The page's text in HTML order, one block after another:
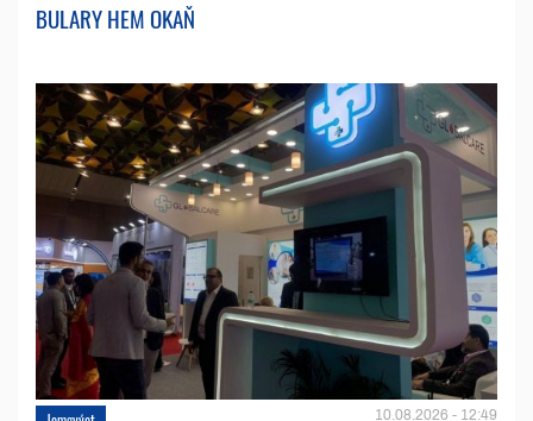
BULARY HEM OKAŇ
10.08.2026 - 12:49